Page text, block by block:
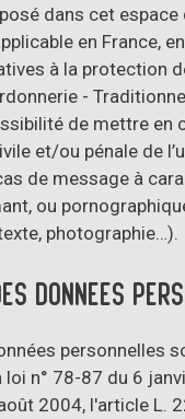
dans cet
en France,
à la protection
-
de mettre en
et/ou pénale de
de message à
ou
photographie…).
données
personnelles
n° 78-87 du 6
2004, l'article L.